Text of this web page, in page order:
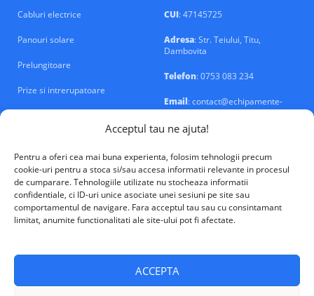
Acceptul tau ne ajuta!
Pentru a oferi cea mai buna experienta, folosim tehnologii precum
cookie-uri pentru a stoca si/sau accesa informatii relevante in procesul
de cumparare. Tehnologiile utilizate nu stocheaza informatii
confidentiale, ci ID-uri unice asociate unei sesiuni pe site sau
comportamentul de navigare. Fara acceptul tau sau cu consintamant
limitat, anumite functionalitati ale site-ului pot fi afectate.
ACCEPTA
Cabluri electrice
Panouri solare
Prelungitoare
Prize si intrerupatoare
CUI: 47145725
Adresa: Str. Teiului, Titu,
Dambovita
Telefon: 0753 083 234
Email: contact@echipamente-
electrice.ro
VALM Electrical Solutions © 2026